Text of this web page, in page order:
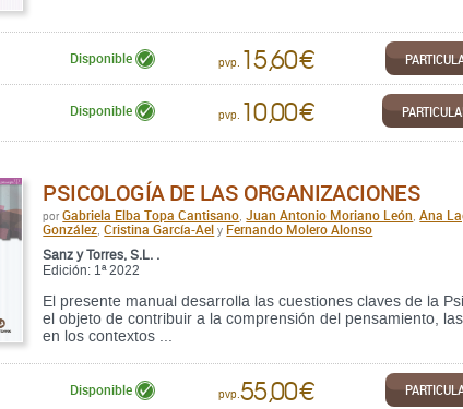
Disponible pvp. 15,60 €
Disponible pvp. 10,00 €
PSICOLOGÍA DE LAS ORGANIZACIONES
porGabriela Elba Topa Cantisano ,Juan Antonio Moriano León ,Ana
González ,Cristina García-Ael y Fernando Molero Alonso
Sanz y Torres, S.L. .
Edición: 1ª 2022
El presente manual desarrolla las cuestiones claves de la
el objeto de contribuir a la comprensión del pensamiento,
en los contextos ...
Disponible pvp.55,00 €